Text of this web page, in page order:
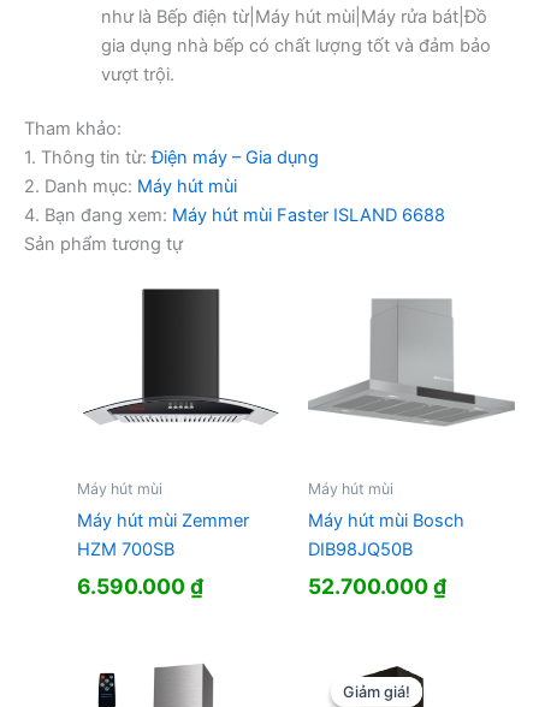
như là Bếp điện từ|Máy hút mùi|Máy rửa bát|Đồ
gia dụng nhà bếp có chất lượng tốt và đảm bảo
vượt trội.
Tham khảo:
1. Thông tin từ:Điện máy – Gia dụng
2. Danh mục: Máy hút mùi
4. Bạn đang xem: Máy hút mùi Faster ISLAND 6688
Sản phẩm tương tự
Máy hút mùi
Máy hút mùi Zemmer
HZM 700SB
6.590.000₫
Máy hút mùi
Máy hút mùi Bosch
DIB98JQ50B
52.700.000₫
Giảm giá!
Giảm giá!